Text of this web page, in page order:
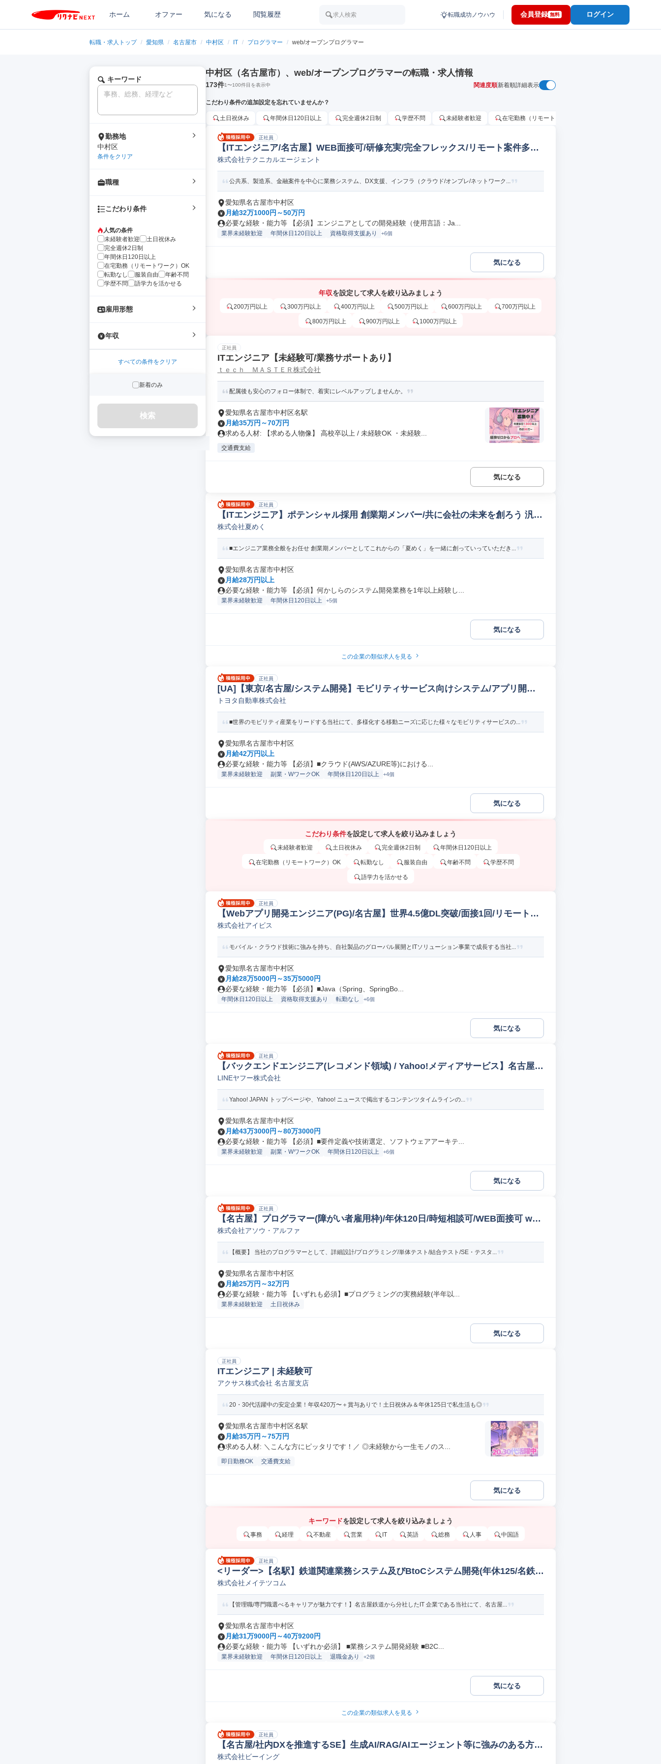
ホーム オファー 気になる 閲覧履歴 求人検索 転職成功ノウハウ 会員登録 無料 ログイン
転職・求人トップ / 愛知県 / 名古屋市 / 中村区 / IT / プログラマー / web/オープンプログラマー
キーワード
勤務地
中村区
条件をクリア
職種
こだわり条件
人気の条件
未経験者歓迎
土日祝休み
完全週休2日制
年間休日120日以上
在宅勤務（リモートワーク）OK
転勤なし
服装自由
年齢不問
学歴不問
語学力を活かせる
雇用形態
年収
すべての条件をクリア
新着のみ
検索
中村区（名古屋市）、web/オープンプログラマーの転職・求人情報
173件1〜100件目を表示中 関連度順新着順詳細表示
こだわり条件の追加設定を忘れていませんか？
土日祝休み 年間休日120日以上 完全週休2日制 学歴不問 未経験者歓迎 在宅勤務（リモートワーク）OK
正社員
【ITエンジニア/名古屋】WEB面接可/研修充実/完全フレックス/リモート案件多数
web/オープンSE
株式会社テクニカルエージェント
公共系、製造系、金融案件を中心に業務システム、DX支援、インフラ（クラウド/オンプレ/ネットワーク...
愛知県名古屋市中村区
月給32万1000円～50万円
必要な経験・能力等 【必須】エンジニアとしての開発経験（使用言語：Ja...
業界未経験歓迎 年間休日120日以上 資格取得支援あり +6個
気になる
年収を設定して求人を絞り込みましょう
200万円以上 300万円以上 400万円以上 500万円以上 600万円以上 700万円以上
800万円以上 900万円以上 1000万円以上
正社員
ITエンジニア【未経験可/業務サポートあり】
ｔｅｃｈ ＭＡＳＴＥＲ株式会社
配属後も安心のフォロー体制で、着実にレベルアップしませんか。
愛知県名古屋市中村区名駅
月給35万円～70万円
求める人材: 【求める人物像】 高校卒以上 / 未経験OK ・未経験...
交通費支給
気になる
正社員
【ITエンジニア】ポテンシャル採用 創業期メンバー/共に会社の未来を創ろう 汎用
機SE
株式会社夏めく
■エンジニア業務全般をお任せ 創業期メンバーとしてこれからの「夏めく」を一緒に創っていっていただき...
愛知県名古屋市中村区
月給28万円以上
必要な経験・能力等 【必須】何かしらのシステム開発業務を1年以上経験し...
業界未経験歓迎 年間休日120日以上 +5個
気になる
この企業の類似求人を見る
正社員
[UA]【東京/名古屋/システム開発】モビリティサービス向けシステム/アプリ開発
プロダクトマネージャー
トヨタ自動車株式会社
■世界のモビリティ産業をリードする当社にて、多様化する移動ニーズに応じた様々なモビリティサービスの...
愛知県名古屋市中村区
月給42万円以上
必要な経験・能力等 【必須】■クラウド(AWS/AZURE等)における...
業界未経験歓迎 副業・WワークOK 年間休日120日以上 +4個
気になる
こだわり条件を設定して求人を絞り込みましょう
未経験者歓迎 土日祝休み 完全週休2日制 年間休日120日以上
在宅勤務（リモートワーク）OK 転勤なし 服装自由 年齢不問 学歴不問
語学力を活かせる
正社員
【Webアプリ開発エンジニア(PG)/名古屋】世界4.5億DL突破/面接1回/リモート可
web/オープンSE
株式会社アイビス
モバイル・クラウド技術に強みを持ち、自社製品のグローバル展開とITソリューション事業で成長する当社...
愛知県名古屋市中村区
月給28万5000円～35万5000円
必要な経験・能力等 【必須】■Java（Spring、SpringBo...
年間休日120日以上 資格取得支援あり 転勤なし +6個
気になる
正社員
【バックエンドエンジニア(レコメンド領域) / Yahoo!メディアサービス】名古屋
サーバーサイドエンジニア
LINEヤフー株式会社
Yahoo! JAPAN トップページや、Yahoo! ニュースで掲出するコンテンツタイムラインの...
愛知県名古屋市中村区
月給43万3000円～80万3000円
必要な経験・能力等 【必須】■要件定義や技術選定、ソフトウェアアーキテ...
業界未経験歓迎 副業・WワークOK 年間休日120日以上 +6個
気になる
正社員
【名古屋】プログラマー(障がい者雇用枠)/年休120日/時短相談可/WEB面接可 we
b/オープンプログラマー
株式会社アソウ・アルファ
【概要】 当社のプログラマーとして、詳細設計/プログラミング/単体テスト/結合テスト/SE・テスタ...
愛知県名古屋市中村区
月給25万円～32万円
必要な経験・能力等 【いずれも必須】■プログラミングの実務経験(半年以...
業界未経験歓迎 土日祝休み
気になる
正社員
ITエンジニア | 未経験可
アクサス株式会社 名古屋支店
20・30代活躍中の安定企業！年収420万〜＋賞与ありで！土日祝休み＆年休125日で私生活も◎
愛知県名古屋市中村区名駅
月給35万円～75万円
求める人材: ＼こんな方にピッタリです！／ ◎未経験から一生モノのス...
即日勤務OK 交通費支給
気になる
キーワードを設定して求人を絞り込みましょう
事務 経理 不動産 営業 IT 英語 総務 人事 中国語
正社員
<リーダー>【名駅】鉄道関連業務システム及びBtoCシステム開発(年休125/名鉄
G) web/オープンSE
株式会社メイテツコム
【管理職/専門職選べるキャリアが魅力です！】名古屋鉄道から分社したIT 企業である当社にて、名古屋...
愛知県名古屋市中村区
月給31万9000円～40万9200円
必要な経験・能力等 【いずれか必須】 ■業務システム開発経験 ■B2C...
業界未経験歓迎 年間休日120日以上 退職金あり +2個
気になる
この企業の類似求人を見る
正社員
【名古屋/社内DXを推進するSE】生成AI/RAG/AIエージェント等に強みのある方歓
迎 社内システムエンジニア
株式会社ビーイング